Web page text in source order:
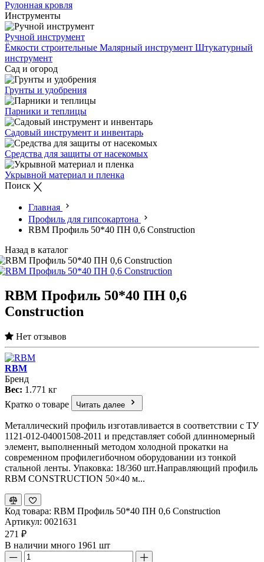
Рулонная кровля
Инструменты
Ручной инструмент
Ёмкости строительные Малярный инструмент Штукатурный
инструмент
Сад и огород
Грунты и удобрения
Парники и теплицы
Садовый инструмент и инвентарь
Средства для защиты от насекомых
Укрывной материал и пленка
Поиск
Главная
Профиль для гипсокартона
RBM Профиль 50*40 ПН 0,6 Сonstruction
Назад в каталог
RBM Профиль 50*40 ПН 0,6
Сonstruction
Нет отзывов
RBM
Бренд
Вес: 1.771 кг
Кратко о товаре
Читать далее
Металлический профиль изготавливается в соответствии с ТУ
1121-012-04001508-2011 и представляет собой длинномерный
элемент, выполненный методом холодной прокатки на
современном профилегибочном оборудовании из тонкой
стальной ленты. Упаковка: 18/360 шт.Направляющий профиль
RBM CONSTRUCTION 50×40 м...
Код товара: RBM Профиль 50*40 ПН 0,6 Сonstruction
Артикул: 0021631
271 ₽
В наличии много 1961 шт